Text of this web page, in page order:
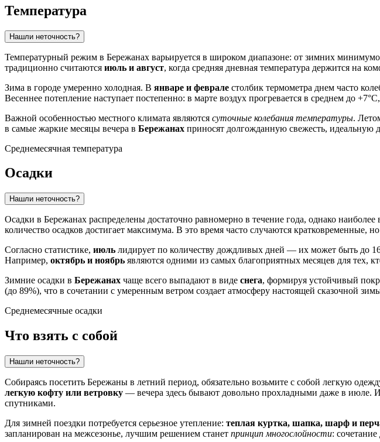
Температура
Нашли неточность?
Температурный режим в Бережанах варьируется в широком диапазоне: от зимних
традиционно считаются июль и август, когда средняя дневная температура держится на
Зима в городе умеренно холодная. В январе и феврале столбик термометра днем часто
Весеннее потепление наступает постепенно: в марте воздух прогревается в среднем до
Важной особенностью местного климата являются суточные колебания температуры.
в самые жаркие месяцы вечера в Бережанах приносят долгожданную свежесть, идеальную
Среднемесячная температура
Осадки
Нашли неточность?
Осадки в Бережанах распределены достаточно равномерно в течение года, однако
количество осадков достигает максимума. В это время часто случаются
Согласно статистике, июль лидирует по количеству дождливых дней — их может быть до
Например, октябрь и ноябрь являются одними из самых благоприятных месяцев для тех,
Зимние осадки в Бережанах чаще всего выпадают в виде снега, формируя устойчивый
(до 89%), что в сочетании с умеренным ветром создает атмосферу настоящей сказочной
Среднемесячные осадки
Что взять с собой
Нашли неточность?
Собираясь посетить Бережаны в летний период, обязательно возьмите с собой легкую
легкую кофту или ветровку — вечера здесь бывают довольно прохладными даже в июле.
спутниками.
Для зимней поездки потребуется серьезное утепление: теплая куртка, шапка, шарф и
запланирован на межсезонье, лучшим решением станет принцип многослойности: